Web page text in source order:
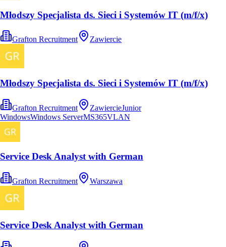
Młodszy Specjalista ds. Sieci i Systemów IT (m/f/x)
Grafton Recruitment Zawiercie
Młodszy Specjalista ds. Sieci i Systemów IT (m/f/x)
Grafton Recruitment ZawiercieJunior
WindowsWindows ServerMS365VLAN
Service Desk Analyst with German
Grafton Recruitment Warszawa
Service Desk Analyst with German